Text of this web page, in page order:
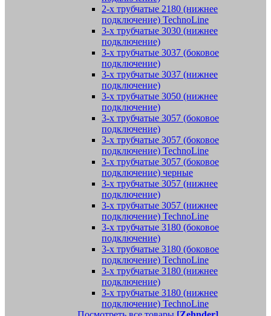
2-х трубчатые 2180 (нижнее
подключение) TechnoLine
3-х трубчатые 3030 (нижнее
подключение)
3-х трубчатые 3037 (боковое
подключение)
3-х трубчатые 3037 (нижнее
подключение)
3-х трубчатые 3050 (нижнее
подключение)
3-х трубчатые 3057 (боковое
подключение)
3-х трубчатые 3057 (боковое
подключение) TechnoLine
3-х трубчатые 3057 (боковое
подключение) черные
3-х трубчатые 3057 (нижнее
подключение)
3-х трубчатые 3057 (нижнее
подключение) TechnoLine
3-х трубчатые 3180 (боковое
подключение)
3-х трубчатые 3180 (боковое
подключение) TechnoLine
3-х трубчатые 3180 (нижнее
подключение)
3-х трубчатые 3180 (нижнее
подключение) TechnoLine